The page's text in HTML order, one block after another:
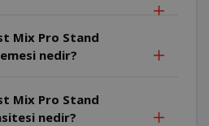
nedir?
nedir?